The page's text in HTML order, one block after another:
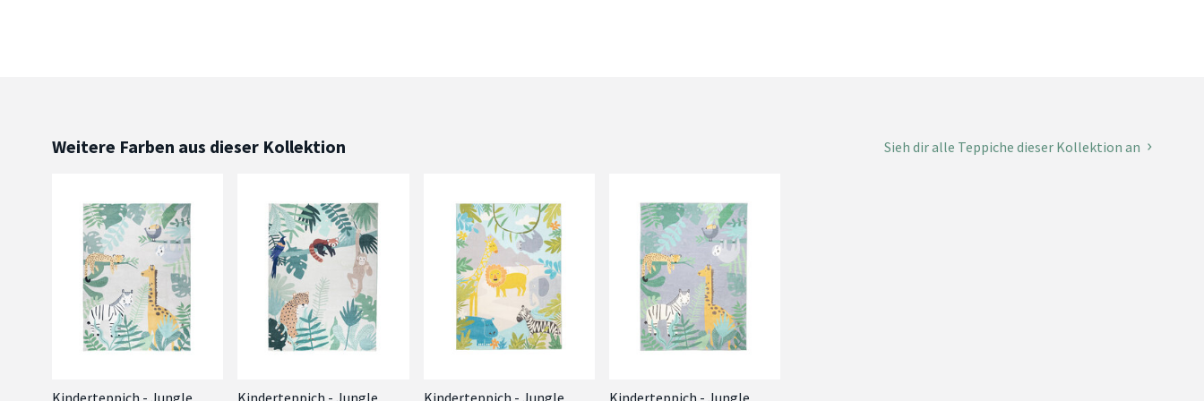
Weitere Farben aus dieser Kollektion Sieh dir alle Teppiche dieser Kollektion an
Kinderteppich - Jungle Kinderteppich - Jungle Kinderteppich - Jungle Kinderteppich - Jungle